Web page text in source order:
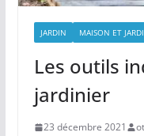
JARDIN MAISON ET
Les outils
jardinier
23 décembre 2021